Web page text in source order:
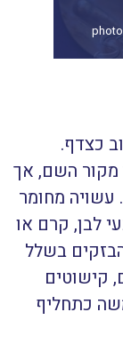
כצדף.
מקור השם, אך
עשויה מחומר
לבן, קרם או
בשלל
קישוטים
כתחליף